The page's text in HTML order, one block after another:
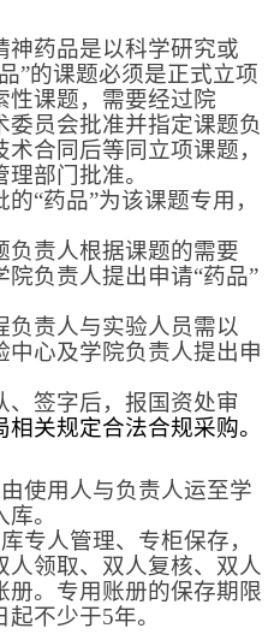
神药品是以科学研究或
”的课题必须是正式立项
性课题，需要经过院
委员会批准并指定课题负
合同后等同立项课题，
部门批准。
“药品”为该课题专用，
负责人根据课题的需要
负责人提出申请“药品”
负责人与实验人员需以
中心及学院负责人提出申
、签字后，报国资处审
关规定合法合规采购。
使用人与负责人运至学
。
专人管理、专柜保存，
领取、双人复核、双人
册。专用账册的保存期限
起不少于5年。